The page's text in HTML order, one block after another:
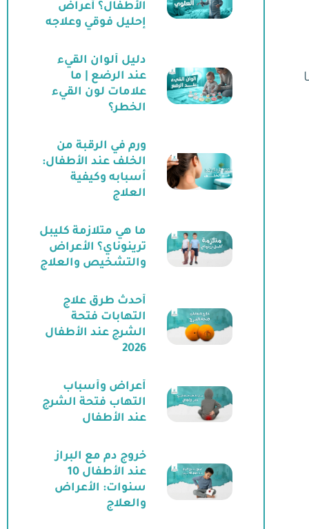
الأطفال؟ أعراض
إحليل فوقي وعلاجه
دليل ألوان القيء
عند الرضع | ما
علامات لون القيء
الخطر؟
ورم في الرقبة من
الخلف عند الأطفال:
أسبابه وكيفية
العلاج
ما هي متلازمة كليبل
ترينوناي؟ الأعراض
والتشخيص والعلاج
أحدث طرق علاج
التهابات فتحة
الشرج عند الأطفال
2026
أعراض وأسباب
التهاب فتحة الشرج
عند الأطفال
خروج دم مع البراز
عند الأطفال 10
سنوات: الأعراض
والعلاج